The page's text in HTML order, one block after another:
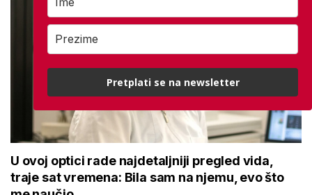
U ovoj optici rade najdetaljniji pregled vida,
traje sat vremena: Bila sam na njemu, evo što
Pretplati se na newsletter